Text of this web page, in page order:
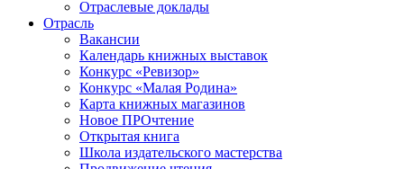
Отраслевые доклады
Отрасль
Вакансии
Календарь книжных выставок
Конкурс «Ревизор»
Конкурс «Малая Родина»
Карта книжных магазинов
Новое ПРОчтение
Открытая книга
Школа издательского мастерства